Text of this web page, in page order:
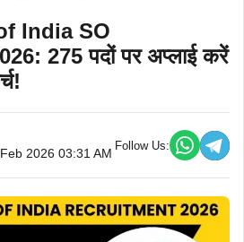
India SO
275 पदों पर अप्लाई करें
2026 03:31 AM
Follow Us: